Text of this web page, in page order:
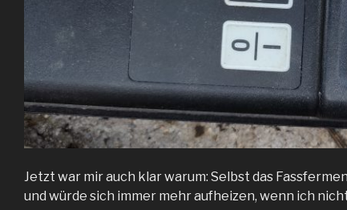
Jetzt war mir auch klar warum: Selbst das
und würde sich immer mehr aufheizen, wenn ich